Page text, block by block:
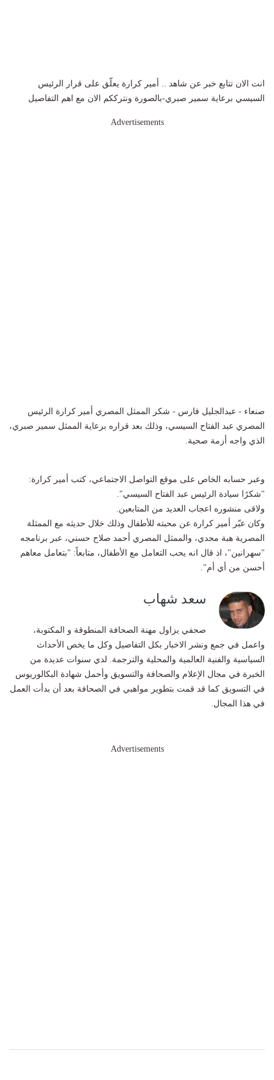
انت الان تتابع خبر عن شاهد .. أمير كرارة يعلّق على قرار الرئيس
السيسي برعاية سمير صبري-بالصورة ونترككم الان مع اهم التفاصيل
Advertisements
صنعاء - عبدالجليل فارس - شكر الممثل المصري ​أمير كرارة​ الرئيس
المصري عبد الفتاح السيسي، وذلك بعد قراره برعاية الممثل ​سمير صبري​،
الذي واجه أزمة صحية.
وعبر حسابه الخاص على موقع التواصل الاجتماعي، كتب أمير كرارة:
"شكرًا سيادة الرئيس عبد الفتاح السيسي".
ولاقى منشوره اعجاب العديد من المتابعين.
وكان عبّر أمير كرارة عن محبته للأطفال وذلك خلال حديثه مع الممثلة
المصرية هبة مجدي، والممثل المصري أحمد صلاح حسني، عبر برنامجه
"سهرانين"، اذ قال انه يحب التعامل مع الأطفال، متابعاً: "بتعامل معاهم
أحسن من أي أم".
سعد شهاب
صحفي يزاول مهنة الصحافة المنطوقة و المكتوبة،
واعمل في جمع ونشر الاخبار بكل التفاصيل وكل ما يخص الأحداث
السياسية والفنية العالمية والمحلية والترجمة. لدي سنوات عديدة من
الخبرة في مجال الإعلام والصحافة والتسويق وأحمل شهادة البكالوريوس
في التسويق كما قد قمت بتطوير مواهبي في الصحافة بعد أن بدأت العمل
في هذا المجال.
Advertisements